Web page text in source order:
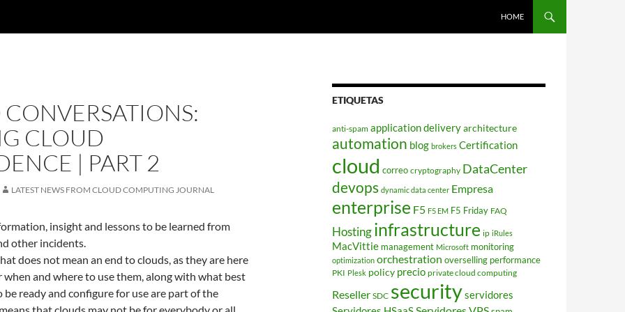
HOME
CLOUD
| PART 2
LATEST NEWS FROM CLOUD COMPUTING JOURNAL
insight and lessons to be learned from
other incidents.
does not mean an end to clouds, as they are here
when and where to use them, along with what best
be ready and configure for use are part of the
ETIQUETAS
anti-spam application deliveryarchitecture
automation blog brokers Certification
cloud correo cryptography DataCenter
devops dynamic data center Empresa
enterprise F5 F5 EM F5 Friday FAQ
Hostinginfrastructure ip iRules
MacVittie management Microsoft monitoring
optimization orchestration overselling performance
PKI Plesk policy precio private cloud computing
Reseller SDC securityservidores